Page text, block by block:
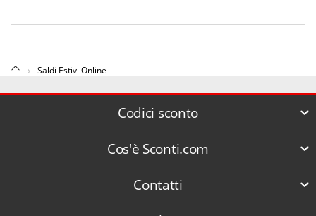
Saldi Estivi Online
Codici sconto
Cos'è Sconti.com
Contatti